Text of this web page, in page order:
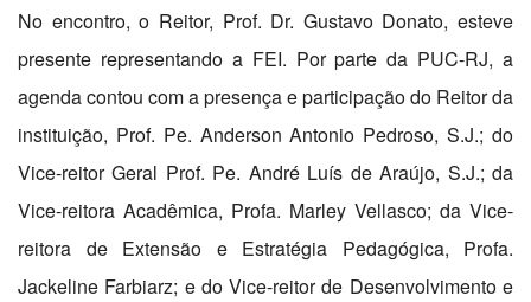
No encontro, o Reitor, Prof. Dr. Gustavo Donato, esteve
presente representando a FEI. Por parte da PUC-RJ, a
agenda contou com a presença e participação do Reitor da
instituição, Prof. Pe. Anderson Antonio Pedroso, S.J.; do
Vice-reitor Geral Prof. Pe. André Luís de Araújo, S.J.; da
Vice-reitora Acadêmica, Profa. Marley Vellasco; da Vice-
reitora de Extensão e Estratégia Pedagógica, Profa.
Jackeline Farbiarz; e do Vice-reitor de Desenvolvimento e